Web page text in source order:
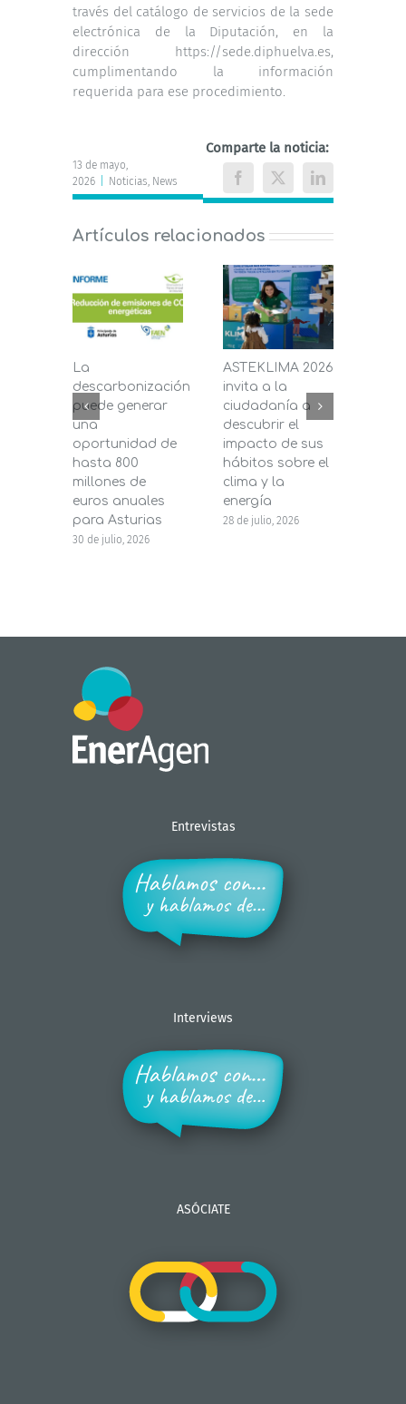
través del catálogo de servicios de la sede
electrónica de la Diputación, en la
dirección https://sede.diphuelva.es,
cumplimentando la información
requerida para ese procedimiento.
13 de mayo,
2026
Noticias, News
Comparte la noticia:
Facebook
X LinkedIn
Artículos relacionados
La
descarbonización
puede generar
una
oportunidad de
hasta 800
millones de
euros anuales
para Asturias
30 de julio, 2026
ASTEKLIMA 2026
invita a la
ciudadanía a
descubrir el
impacto de sus
hábitos sobre el
clima y la
energía
28 de julio, 2026
Entrevistas
Interviews
ASÓCIATE